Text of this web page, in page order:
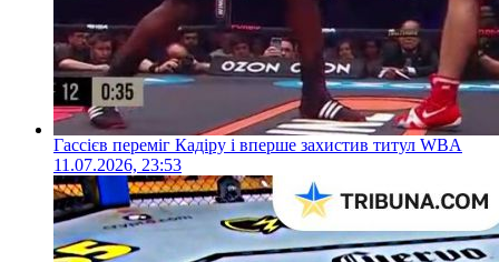
Гассієв переміг Кадіру і вперше захистив титул WBA
11.07.2026, 23:53